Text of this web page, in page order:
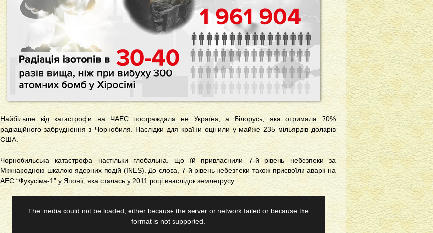
Найбільше від катастрофи на ЧАЕС постраждала не Україна, а Білорусь, яка отримала 70%
радіаційного забруднення з Чорнобиля. Наслідки для країни оцінили у майже 235 мільярдів доларів
США.
Чорнобильська катастрофа настільки глобальна, що їй привласнили 7-й рівень небезпеки за
Міжнародною шкалою ядерних подій (INES). До слова, 7-й рівень небезпеки також присвоїли аварії на
АЕС “Фукусіма-1” у Японії, яка сталась у 2011 році внаслідок землетрусу.